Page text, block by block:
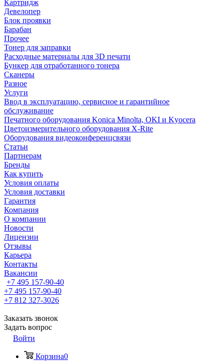
Картридж
Девелопер
Блок проявки
Барабан
Прочее
Тонер для заправки
Расходные материалы для 3D печати
Бункер для отработанного тонера
Сканеры
Разное
Услуги
Ввод в эксплуатацию, сервисное и гарантийное
обслуживание
Печатного оборудования Konica Minolta, OKI и Kyocera
Цветоизмерительного оборудования X-Rite
Оборудования видеоконференцсвязи
Статьи
Партнерам
Бренды
Как купить
Условия оплаты
Условия доставки
Гарантия
Компания
О компании
Новости
Лицензии
Отзывы
Карьера
Контакты
Вакансии
+7 495 157-90-40
+7 495 157-90-40
+7 812 327-3026
Заказать звонок
Задать вопрос
Войти
Корзина0